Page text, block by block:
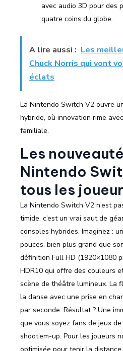
avec audio 3D pour des
quatre coins du globe.
A lire aussi : Les
Chuck Norris qui vont
éclats
La Nintendo Switch V2 ouvre
hybride, où innovation rime
familiale.
Les
Nintendo
tous les
La Nintendo Switch V2 n’est
timide, c’est un vrai saut de
consoles hybrides. Imaginez :
pouces, bien plus grand que
définition Full HD (1920×1080
HDR10 qui offre des couleurs
scène de théâtre lumineux. La
la danse avec une prise en
par seconde. Résultat ? Une
que vous soyez fans de jeux
shoot’em-up. Pour les joueurs
optimisée pour tenir la